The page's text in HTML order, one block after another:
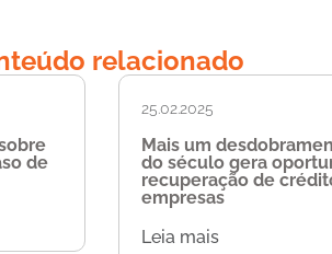
relacionado
de
25.02.2025
Mais um
do século gera
recuperação de
empresas
Leia mais